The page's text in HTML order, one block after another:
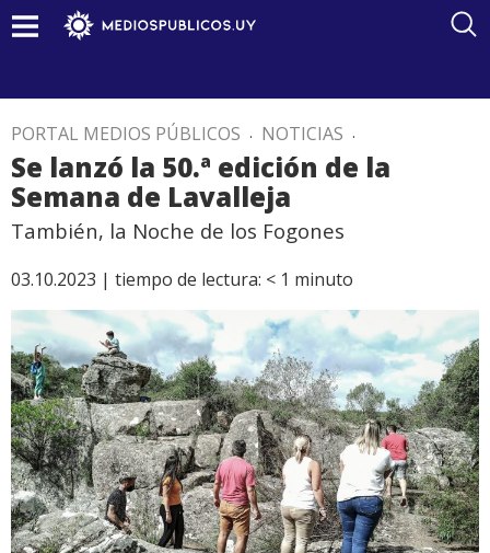
PORTAL MEDIOS PÚBLICOS . NOTICIAS .
Se lanzó la 50.ª edición de la
Semana de Lavalleja
También, la Noche de los Fogones
03.10.2023 | tiempo de lectura: < 1 minuto